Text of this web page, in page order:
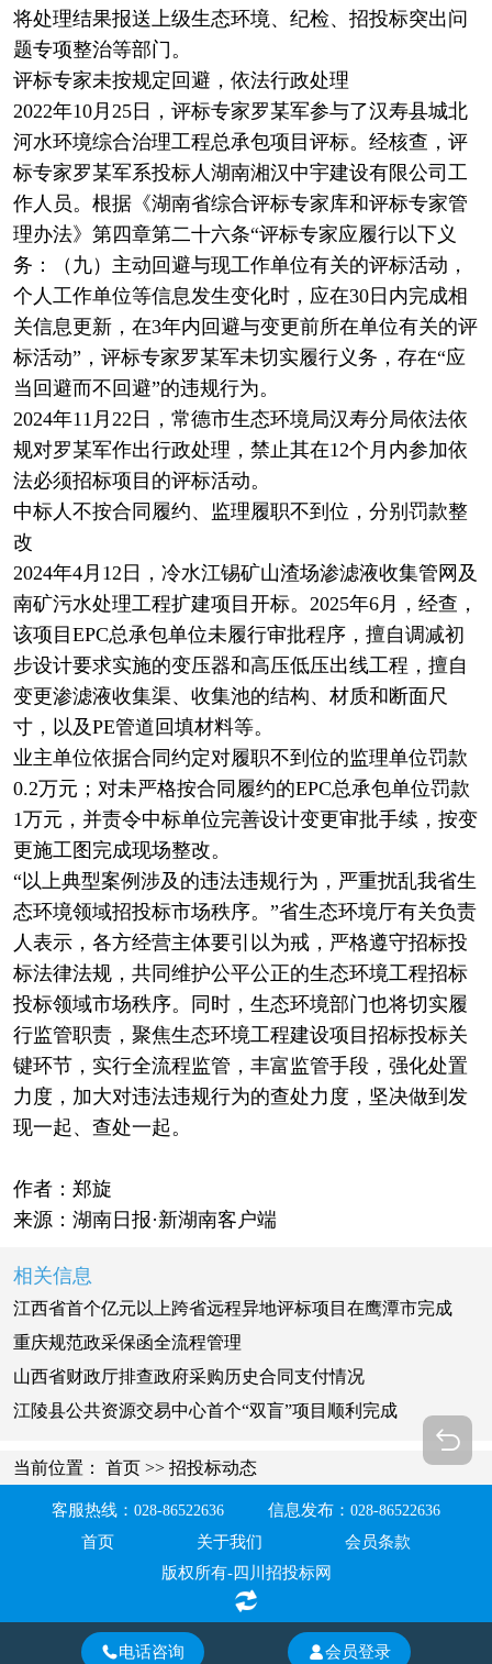
将处理结果报送上级生态环境、纪检、招投标突出问
题专项整治等部门。
评标专家未按规定回避，依法行政处理
2022年10月25日，评标专家罗某军参与了汉寿县城北
河水环境综合治理工程总承包项目评标。经核查，评
标专家罗某军系投标人湖南湘汉中宇建设有限公司工
作人员。根据《湖南省综合评标专家库和评标专家管
理办法》第四章第二十六条“评标专家应履行以下义
务：（九）主动回避与现工作单位有关的评标活动，
个人工作单位等信息发生变化时，应在30日内完成相
关信息更新，在3年内回避与变更前所在单位有关的评
标活动”，评标专家罗某军未切实履行义务，存在“应
当回避而不回避”的违规行为。
2024年11月22日，常德市生态环境局汉寿分局依法依
规对罗某军作出行政处理，禁止其在12个月内参加依
法必须招标项目的评标活动。
中标人不按合同履约、监理履职不到位，分别罚款整
改
2024年4月12日，冷水江锡矿山渣场渗滤液收集管网及
南矿污水处理工程扩建项目开标。2025年6月，经查，
该项目EPC总承包单位未履行审批程序，擅自调减初
步设计要求实施的变压器和高压低压出线工程，擅自
变更渗滤液收集渠、收集池的结构、材质和断面尺
寸，以及PE管道回填材料等。
业主单位依据合同约定对履职不到位的监理单位罚款
0.2万元；对未严格按合同履约的EPC总承包单位罚款
1万元，并责令中标单位完善设计变更审批手续，按变
更施工图完成现场整改。
“以上典型案例涉及的违法违规行为，严重扰乱我省生
态环境领域招投标市场秩序。”省生态环境厅有关负责
人表示，各方经营主体要引以为戒，严格遵守招标投
标法律法规，共同维护公平公正的生态环境工程招标
投标领域市场秩序。同时，生态环境部门也将切实履
行监管职责，聚焦生态环境工程建设项目招标投标关
键环节，实行全流程监管，丰富监管手段，强化处置
力度，加大对违法违规行为的查处力度，坚决做到发
现一起、查处一起。
作者：郑旋
来源：湖南日报·新湖南客户端
相关信息
江西省首个亿元以上跨省远程异地评标项目在鹰潭市完成
重庆规范政采保函全流程管理
山西省财政厅排查政府采购历史合同支付情况
江陵县公共资源交易中心首个“双盲”项目顺利完成
当前位置： 首页 >> 招投标动态
电话咨询 会员登录
客服热线： 028-86522636 信息发布：028-86522636
首页 关于我们
会员条款
版权所有-四川招投标网